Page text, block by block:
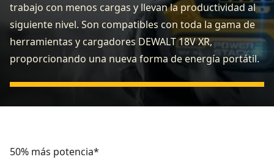
trabajo con menos cargas y llevan la productividad al
siguiente nivel. Son compatibles con toda la gama de
herramientas y cargadores DEWALT 18V XR,
proporcionando una nueva forma de energía portátil.
50% más potencia*